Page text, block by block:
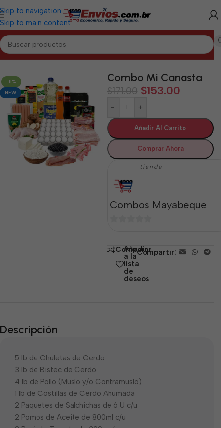
Skip to navigation
Skip to main content
Inicio/MAYABEQUE/Combos Mayabeque
-11%
NEW
Combo Mi Canasta
$171.00 $153.00
- +
Añadir Al Carrito
Comprar Ahora
tienda
Combos Mayabeque
5 Comparar
Añadir
a la
lista
de
deseos
Compartir:
Descripción
5 lb de Chuletas de Cerdo
3 lb de Bistec de Cerdo
4 lb de Pollo (Muslo y/o Contramuslo)
1 lb de Costillas de Cerdo Ahumada
2 Paquetes de Salchichas de 6 U c/u
2 Pomos de Aceite de 800ml c/u